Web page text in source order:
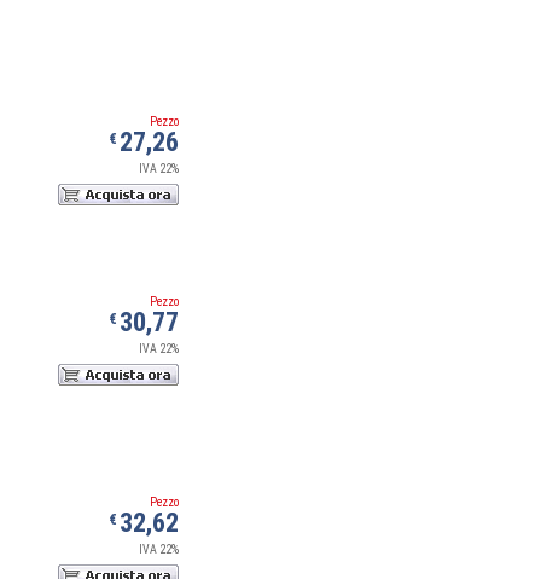
Pezzo
€ 27,26
IVA 22%
Pezzo
€ 30,77
IVA 22%
Pezzo
€ 32,62
IVA 22%